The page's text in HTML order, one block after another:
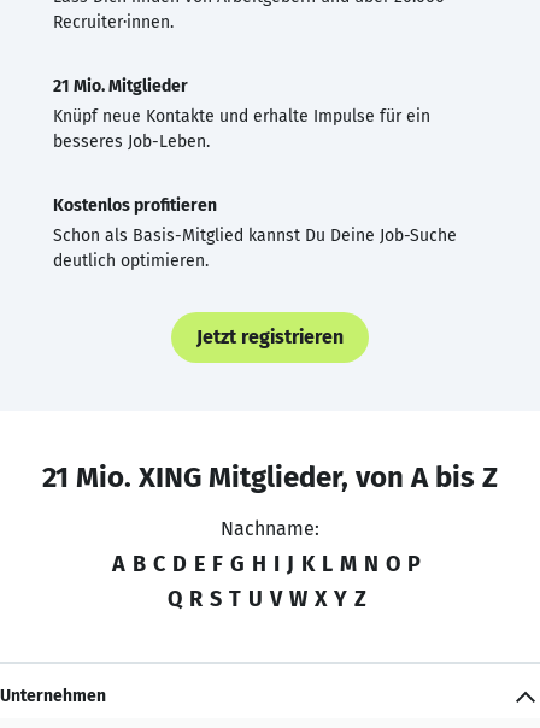
Recruiter·innen.
21 Mio. Mitglieder
Knüpf neue Kontakte und erhalte Impulse für ein
besseres Job-Leben.
Kostenlos profitieren
Schon als Basis-Mitglied kannst Du Deine Job-Suche
deutlich optimieren.
Jetzt registrieren
21 Mio. XING Mitglieder, von A bis Z
Nachname:
A B C D E F G H I J K L M N O P
Q R S T U V W X Y Z
Unternehmen